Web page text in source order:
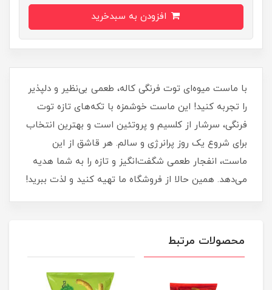
با ماست میوه‌ای توت فرنگی کاله، طعمی بی‌نظیر و دلپذیر
را تجربه کنید! این ماست خوشمزه با تکه‌های تازه توت
فرنگی، سرشار از کلسیم و پروتئین است و بهترین انتخاب
برای شروع یک روز پرانرژی و سالم. هر قاشق از این
ماست، انفجار طعمی شگفت‌انگیز و تازه را به شما هدیه
می‌دهد. همین حالا از فروشگاه ما تهیه کنید و لذت ببرید!
محصولات مرتبط